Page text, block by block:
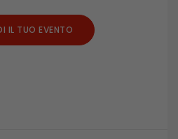
IL TUO EVENTO